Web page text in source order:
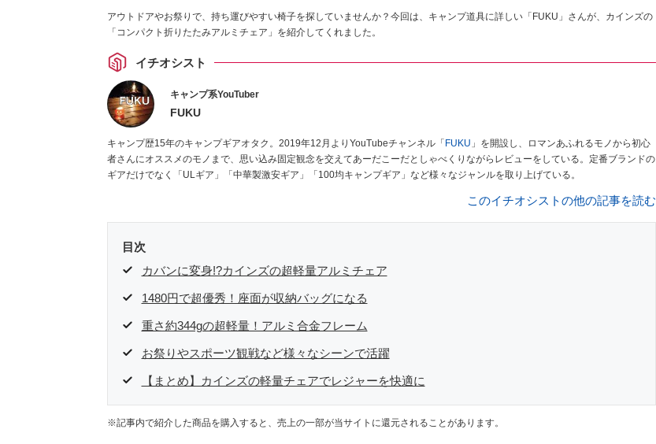
アウトドアやお祭りで、持ち運びやすい椅子を探していませんか？今回は、キャンプ道具に詳しい「FUKU」さんが、カインズの
「コンパクト折りたたみアルミチェア」を紹介してくれました。
イチオシスト
キャンプ系YouTuber
FUKU
キャンプ歴15年のキャンプギアオタク。2019年12月よりYouTubeチャンネル「 FUKU 」を開設し、ロマンあふれるモノから初心
者さんにオススメのモノまで、思い込み固定観念を交えてあーだこーだとしゃべくりながらレビューをしている。定番ブランドの
ギアだけでなく「ULギア」「中華製激安ギア」「100均キャンプギア」など様々なジャンルを取り上げている。
このイチオシストの他の記事を読む
目次
カバンに変身!?カインズの超軽量アルミチェア
1480円で超優秀！座面が収納バッグになる
重さ約344gの超軽量！アルミ合金フレーム
お祭りやスポーツ観戦など様々なシーンで活躍
【まとめ】カインズの軽量チェアでレジャーを快適に
※記事内で紹介した商品を購入すると、売上の一部が当サイトに還元されることがあります。